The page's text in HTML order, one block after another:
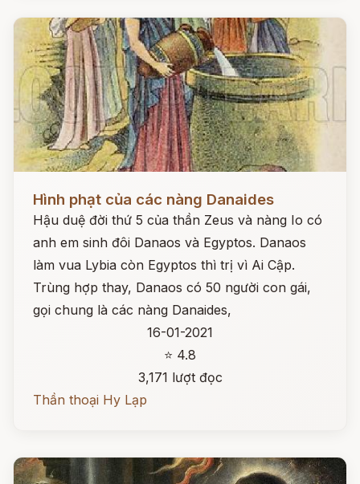
Hình phạt của các nàng Danaides
Hậu duệ đời thứ 5 của thần Zeus và nàng Io có
anh em sinh đôi Danaos và Egyptos. Danaos
làm vua Lybia còn Egyptos thì trị vì Ai Cập.
Trùng hợp thay, Danaos có 50 người con gái,
gọi chung là các nàng Danaides,
16-01-2021
⭐ 4.8
3,171 lượt đọc
Thần thoại Hy Lạp